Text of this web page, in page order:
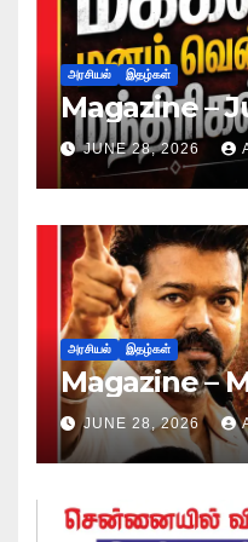
அரசியல் இதழ்கள்
Magazine –
JUNE 28, 2026
அரசியல் இதழ்கள்
Magazine –
JUNE 28, 2026